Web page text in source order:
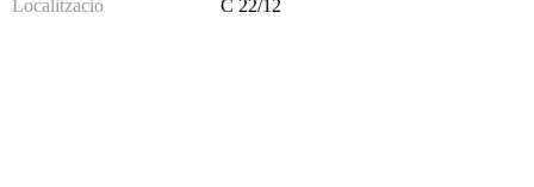
Localització
C 22/12